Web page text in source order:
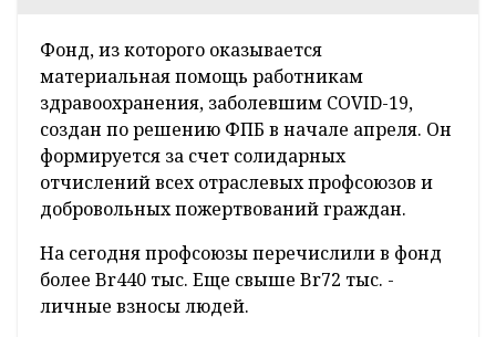
Фонд, из которого оказывается
материальная помощь работникам
здравоохранения, заболевшим COVID-19,
создан по решению ФПБ в начале апреля. Он
формируется за счет солидарных
отчислений всех отраслевых профсоюзов и
добровольных пожертвований граждан.
На сегодня профсоюзы перечислили в фонд
более Br440 тыс. Еще свыше Br72 тыс. -
личные взносы людей.